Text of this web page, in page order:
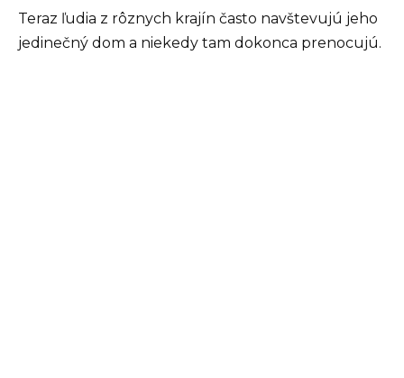
Teraz ľudia z rôznych krajín často navštevujú jeho
jedinečný dom a niekedy tam dokonca prenocujú.